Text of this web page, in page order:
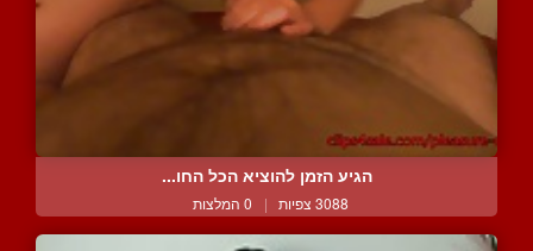
הגיע הזמן להוציא הכל החו...
3088 צפיות | 0 המלצות